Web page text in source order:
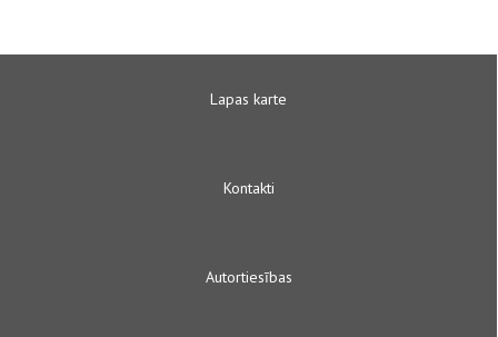
Lapas karte
Kontakti
Autortiesības